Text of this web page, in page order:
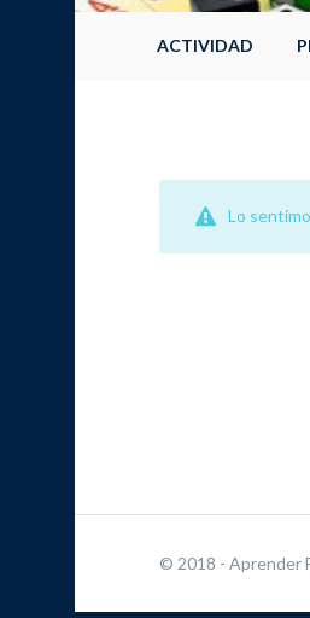
ACTIVIDAD
Lo
© 2018 - Aprender